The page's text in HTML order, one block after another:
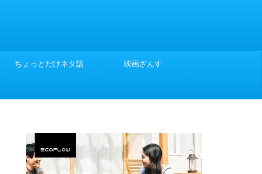
ちょっとだけネタ話 映画ざんす